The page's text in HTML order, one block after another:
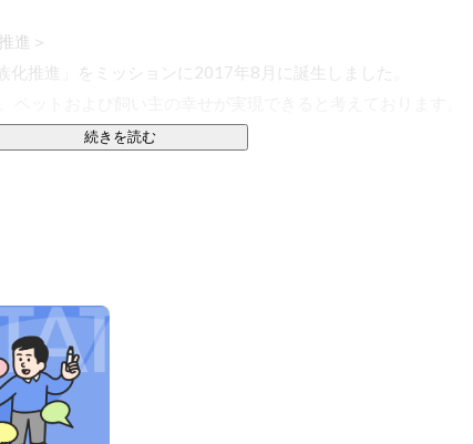
進＞
化推進」をミッションに2017年8月に誕生しました。
い主を取り巻く事業者の経営支援サービス）
に対してマッチング・プラットフォーム・プライベートブラン
。
続きを読む